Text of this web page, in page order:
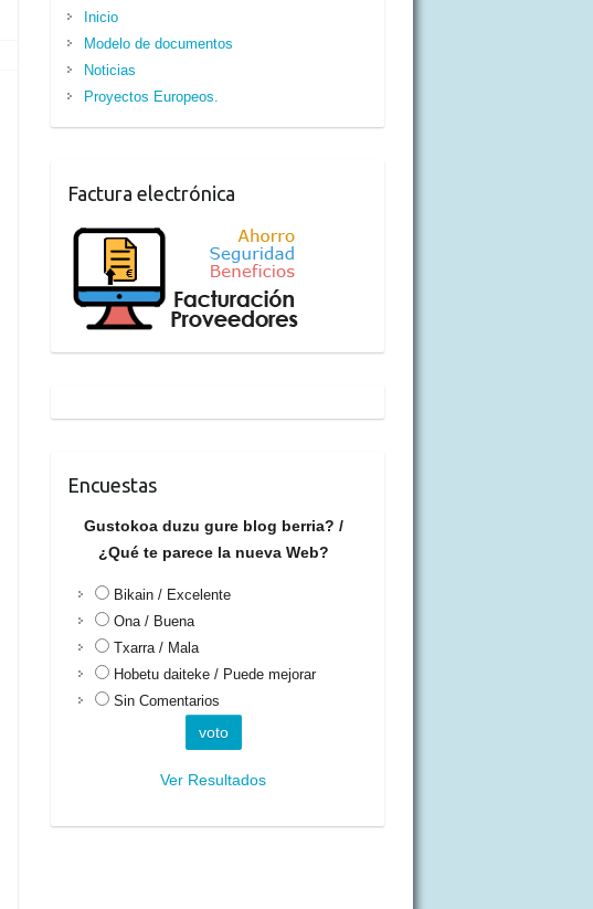
Inicio
Modelo de documentos
Noticias
Proyectos Europeos.
Factura electrónica
Encuestas
Gustokoa duzu gure blog berria? /
¿Qué te parece la nueva Web?
Bikain / Excelente
Ona / Buena
Txarra / Mala
Hobetu daiteke / Puede mejorar
Sin Comentarios
Ver Resultados